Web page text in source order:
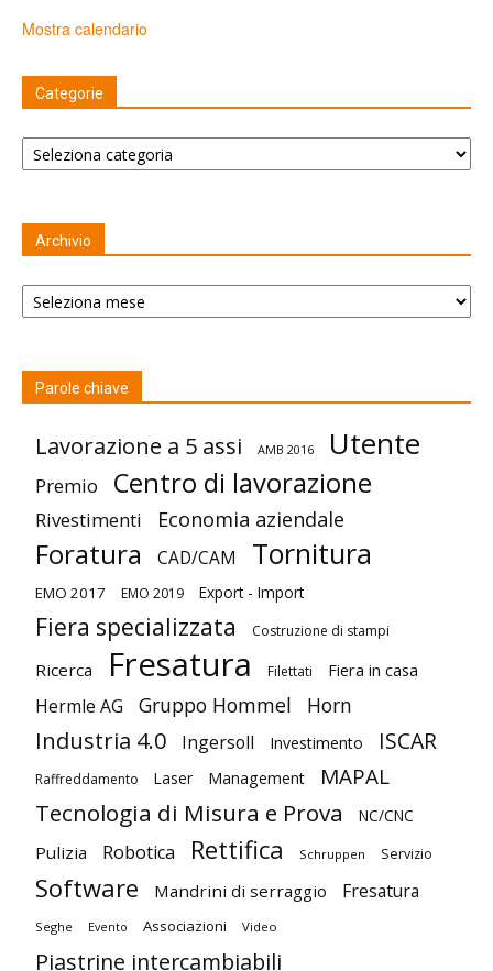
Mostra calendario
Categorie
Categorie
Archivio
Archivio
Parole chiave
Lavorazione a 5 assi AMB 2016 Utente
Premio Centro di lavorazione
Rivestimenti Economia aziendale
Foratura CAD/CAM Tornitura
EMO 2017 EMO 2019 Export - Import
Fiera specializzata Costruzione di stampi
Ricerca Fresatura Filettati Fiera in casa
Hermle AG Gruppo Hommel Horn
Industria 4.0 Ingersoll Investimento ISCAR
Raffreddamento Laser Management MAPAL
Tecnologia di Misura e Prova NC/CNC
Pulizia Robotica Rettifica Schruppen Servizio
Software Mandrini di serraggio Fresatura
Seghe Evento Associazioni Video
Piastrine intercambiabili